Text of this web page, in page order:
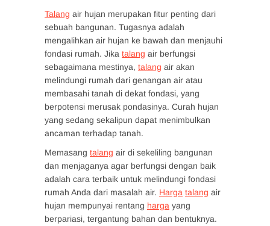
Talang air hujan merupakan fitur penting dari
sebuah bangunan. Tugasnya adalah
mengalihkan air hujan ke bawah dan menjauhi
fondasi rumah. Jika talang air berfungsi
sebagaimana mestinya, talang air akan
melindungi rumah dari genangan air atau
membasahi tanah di dekat fondasi, yang
berpotensi merusak pondasinya. Curah hujan
yang sedang sekalipun dapat menimbulkan
ancaman terhadap tanah.
Memasang talang air di sekeliling bangunan
dan menjaganya agar berfungsi dengan baik
adalah cara terbaik untuk melindungi fondasi
rumah Anda dari masalah air. Harga talang air
hujan mempunyai rentang harga yang
berpariasi, tergantung bahan dan bentuknya.